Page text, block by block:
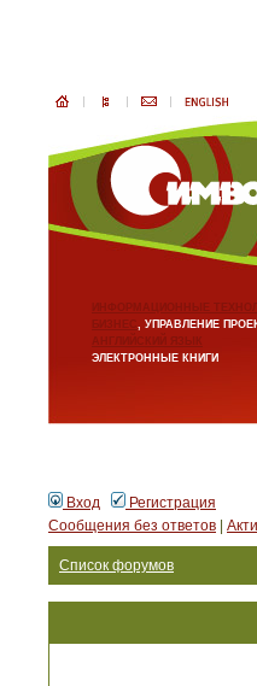
ИНФОРМАЦИОННЫЕ
БИЗНЕС, УПРАВЛЕНИЕ
АНГЛИЙСКИЙ ЯЗЫК
ЭЛЕКТРОННЫЕ КНИГИ
Вход
Регистрация
Сообщения без ответов
Список форумов